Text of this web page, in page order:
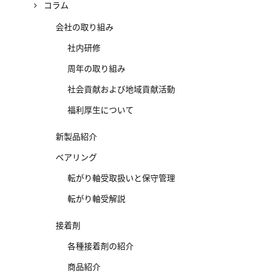
コラム
会社の取り組み
社内研修
周年の取り組み
社会貢献および地域貢献活動
福利厚生について
新製品紹介
ベアリング
転がり軸受取扱いと保守管理
転がり軸受解説
接着剤
各種接着剤の紹介
商品紹介